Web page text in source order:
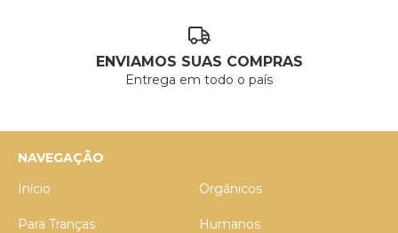
ENVIAMOS SUAS COMPRAS
Entrega em todo o país
NAVEGAÇÃO
Início
Orgânicos
Para Tranças Humanos